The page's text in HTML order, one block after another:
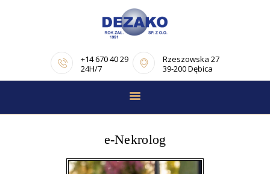
+14 670 40 29
24H/7
Rzeszowska 27
39-200 Dębica
STRONA GŁÓWNA
OFERTA
PORADNIK
e-Nekrolog